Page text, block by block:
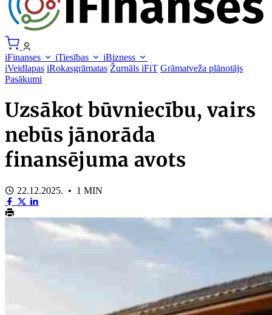
iFinanses iTiesības
iBizness
iVeidlapas iRokasgrāmatas Žurnāls iFiT Grāmatveža plānotājs
Pasākumi
Uzsākot būvniecību, vairs
nebūs jānorāda
finansējuma avots
22.12.2025. • 1 MIN